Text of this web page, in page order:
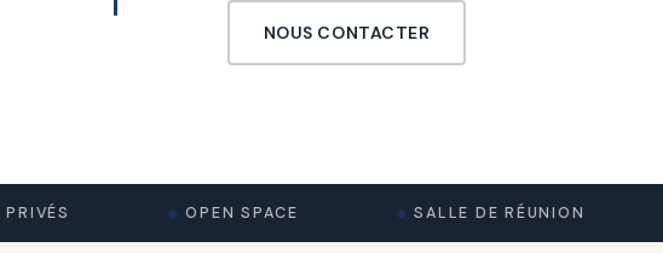
NOUS CONTACTER
OPEN SPACE SALLE DE RÉUNION